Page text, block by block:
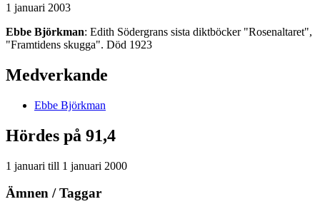
1 januari 2003
Ebbe Björkman: Edith Södergrans sista diktböcker "Rosenaltaret",
"Framtidens skugga". Död 1923
Medverkande
Ebbe Björkman
Hördes på 91,4
1 januari till 1 januari 2000
Ämnen / Taggar